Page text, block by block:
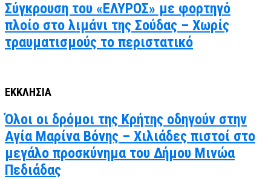
Σύγκρουση του «ΕΛΥΡΟΣ» με φορτηγό
πλοίο στο λιμάνι της Σούδας – Χωρίς
τραυματισμούς το περιστατικό
ΕΚΚΛΗΣΙΑ
Όλοι οι δρόμοι της Κρήτης οδηγούν στην
Αγία Μαρίνα Βόνης – Χιλιάδες πιστοί στο
μεγάλο προσκύνημα του Δήμου Μινώα
Πεδιάδας